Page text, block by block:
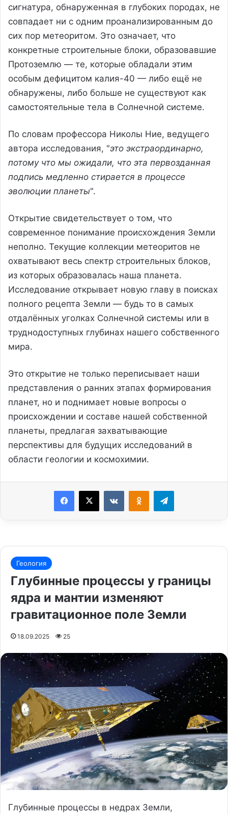
сигнатура, обнаруженная в глубоких породах, не
совпадает ни с одним проанализированным до
сих пор метеоритом. Это означает, что
конкретные строительные блоки, образовавшие
Протоземлю — те, которые обладали этим
особым дефицитом калия-40 — либо ещё не
обнаружены, либо больше не существуют как
самостоятельные тела в Солнечной системе.
По словам профессора Николы Ние, ведущего
автора исследования, "это экстраординарно,
потому что мы ожидали, что эта первозданная
подпись медленно стирается в процессе
эволюции планеты".
Открытие свидетельствует о том, что
современное понимание происхождения Земли
неполно. Текущие коллекции метеоритов не
охватывают весь спектр строительных блоков,
из которых образовалась наша планета.
Исследование открывает новую главу в поисках
полного рецепта Земли — будь то в самых
отдалённых уголках Солнечной системы или в
труднодоступных глубинах нашего собственного
мира.
Это открытие не только переписывает наши
представления о ранних этапах формирования
планет, но и поднимает новые вопросы о
происхождении и составе нашей собственной
планеты, предлагая захватывающие
перспективы для будущих исследований в
области геологии и космохимии.
Facebook
X VKontakteOdnoklassniki
Telegram